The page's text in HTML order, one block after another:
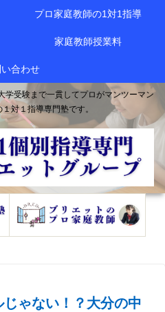
学受験まで一貫してプロがマンツーマン
対１指導専門塾です。
プロ家庭教師の1対1指導
家庭教師授業料
合わせ
ゃない！？大分の中